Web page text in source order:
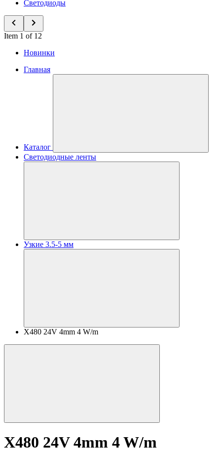
Светодиоды
Item 1 of 12
Новинки
Главная
Каталог
Светодиодные ленты
Узкие 3.5-5 мм
X480 24V 4mm 4 W/m
X480 24V 4mm 4 W/m